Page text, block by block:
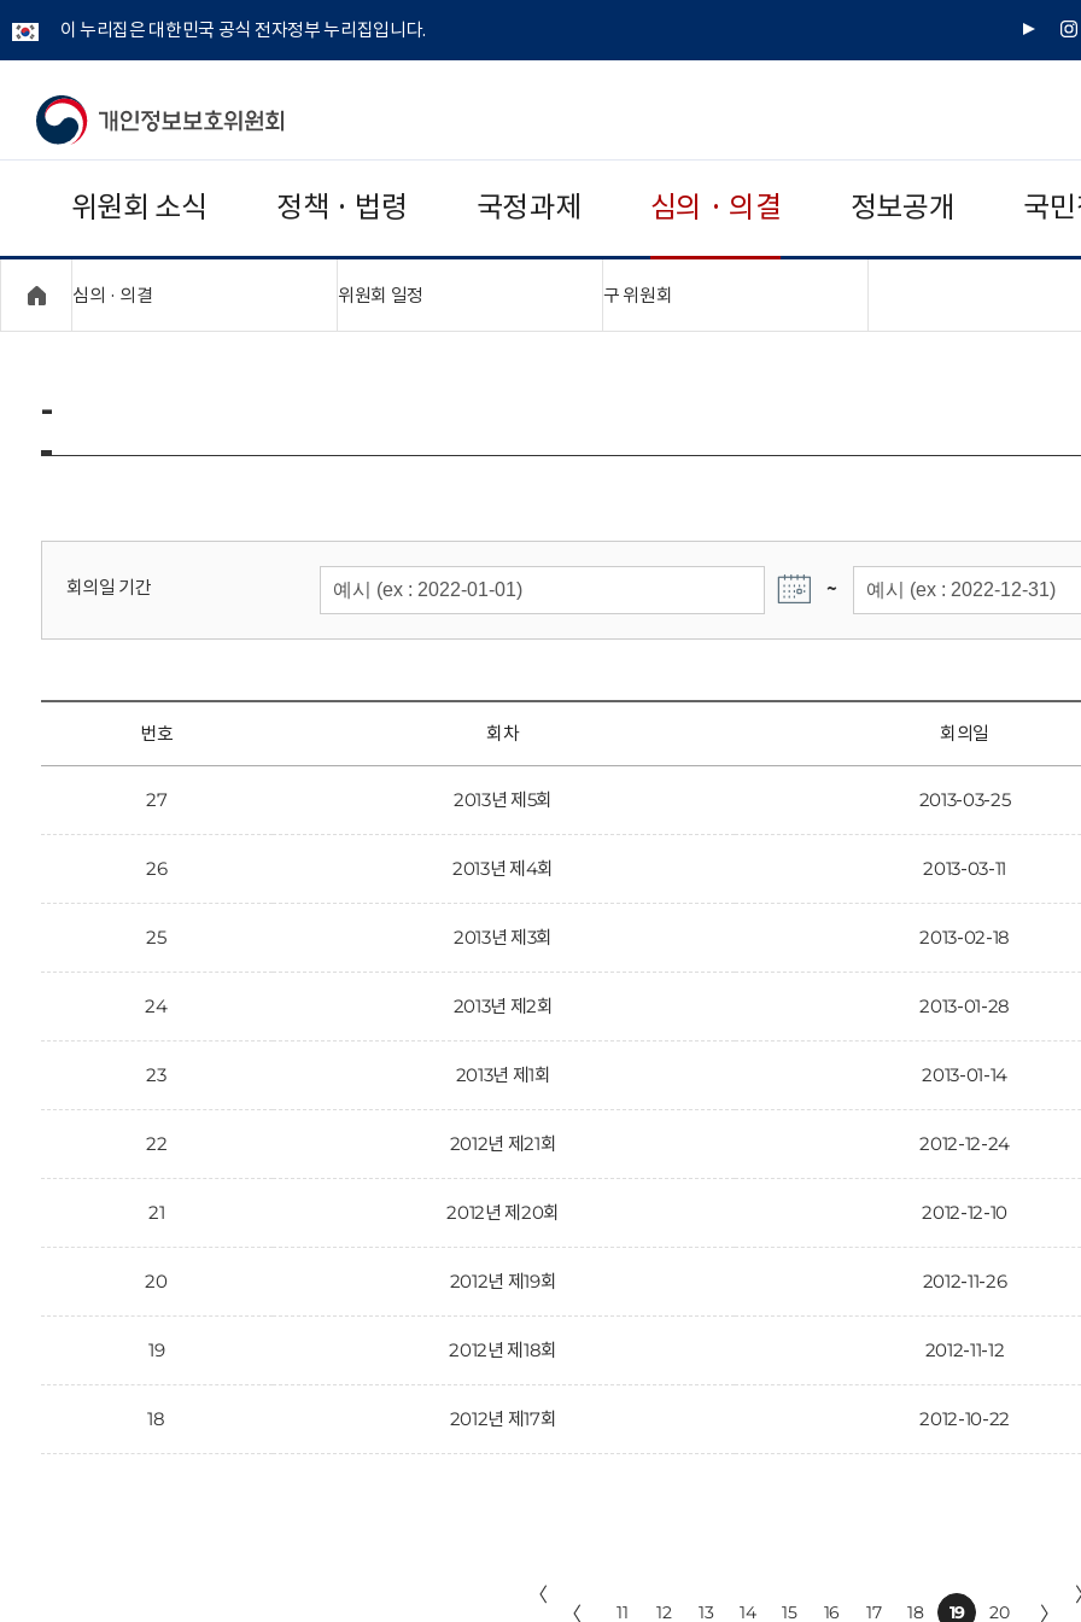
이 누리집은 대한민국 공식 전자정부 누리집입니다.
유
인
개
보
보
위
회
위원회 소식 정책 · 법령 국정과제 심의 · 의결 정보공개 국
심의 · 의결 위원회 일정 구 위원회
-
회의일 기간 ~
번호 회차 회의일
27 2013년 제5회 2013-03-25
26 2013년 제4회 2013-03-11
25 2013년 제3회 2013-02-18
24 2013년 제2회 2013-01-28
23 2013년 제1회 2013-01-14
22 2012년 제21회 2012-12-24
21 2012년 제20회 2012-12-10
20 2012년 제19회 2012-11-26
19 2012년 제18회 2012-11-12
18 2012년 제17회 2012-10-22
〈
〈 11 12 13 14 15 16 17 18 19 20 〉